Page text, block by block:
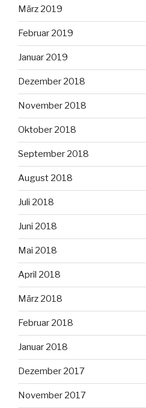
März 2019
Februar 2019
Januar 2019
Dezember 2018
November 2018
Oktober 2018
September 2018
August 2018
Juli 2018
Juni 2018
Mai 2018
April 2018
März 2018
Februar 2018
Januar 2018
Dezember 2017
November 2017